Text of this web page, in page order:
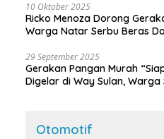
10 Oktober 2025
Ricko Menoza Dorong
Warga Natar Serbu Beras
29 September 2025
Gerakan Pangan Murah
Digelar di Way Sulan,
Otomotif